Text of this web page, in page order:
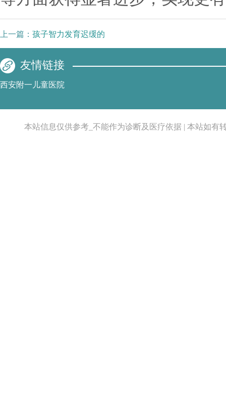
上一篇： 孩子智力发育迟缓的
友情链接
西安附一儿童医院
本站信息仅供参考_不能作为诊断及医疗依据 | 本站如